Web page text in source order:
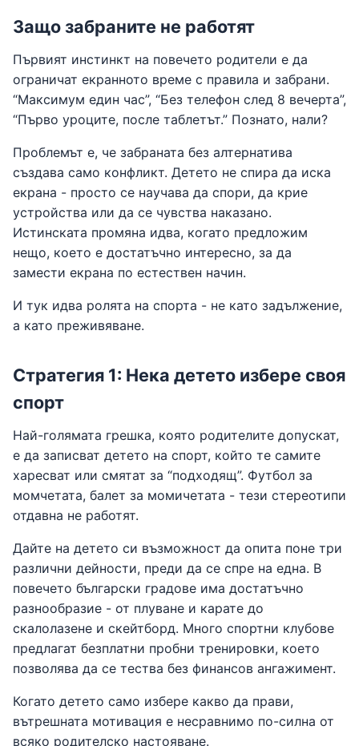
Защо забраните не работят
Първият инстинкт на повечето родители е да
ограничат екранното време с правила и забрани.
“Максимум един час”, “Без телефон след 8 вечерта”,
“Първо уроците, после таблетът.” Познато, нали?
Проблемът е, че забраната без алтернатива
създава само конфликт. Детето не спира да иска
екрана - просто се научава да спори, да крие
устройства или да се чувства наказано.
Истинската промяна идва, когато предложим
нещо, което е достатъчно интересно, за да
замести екрана по естествен начин.
И тук идва ролята на спорта - не като задължение,
а като преживяване.
Стратегия 1: Нека детето избере своя
спорт
Най-голямата грешка, която родителите допускат,
е да записват детето на спорт, който те самите
харесват или смятат за “подходящ”. Футбол за
момчетата, балет за момичетата - тези стереотипи
отдавна не работят.
Дайте на детето си възможност да опита поне три
различни дейности, преди да се спре на една. В
повечето български градове има достатъчно
разнообразие - от плуване и карате до
скалолазене и скейтборд. Много спортни клубове
предлагат безплатни пробни тренировки, което
позволява да се тества без финансов ангажимент.
Когато детето само избере какво да прави,
вътрешната мотивация е несравнимо по-силна от
всяко родителско настояване.